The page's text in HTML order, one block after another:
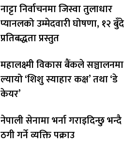
नाट्टा निर्वाचनमा जिस्वा तुलाधार
प्यानलको उम्मेदवारी घोषणा, १२ बुँदे
प्रतिबद्धता प्रस्तुत
महालक्ष्मी विकास बैंकले सञ्चालनमा
ल्यायो ‘शिशु स्याहार कक्ष’ तथा ‘डे
केयर’
नेपाली सेनामा भर्ना गराइदिन्छु भन्दै
ठगी गर्ने व्यक्ति पक्राउ